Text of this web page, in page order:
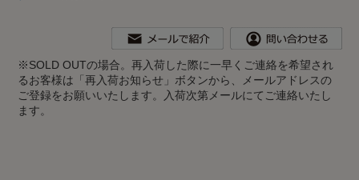
※SOLD OUTの場合。再入荷した際に一早くご連絡を希望され
るお客様は「再入荷お知らせ」ボタンから、メールアドレスの
ご登録をお願いいたします。入荷次第メールにてご連絡いたし
ます。